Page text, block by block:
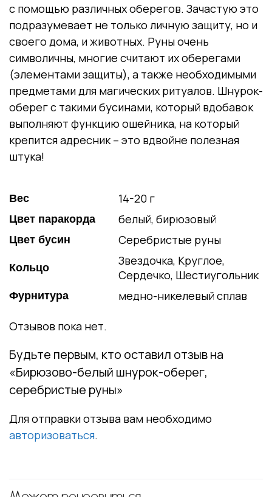
с помощью различных оберегов. Зачастую это
подразумевает не только личную защиту, но и
своего дома, и животных. Руны очень
символичны, многие считают их оберегами
(элементами защиты), а также необходимыми
предметами для магических ритуалов. Шнурок-
оберег с такими бусинами, который вдобавок
выполняют функцию ошейника, на который
крепится адресник – это вдвойне полезная
штука!
Вес 14-20 г
Цвет паракорда белый, бирюзовый
Цвет бусин Серебристые руны
Кольцо
Звездочка, Круглое,
Сердечко, Шестиугольник
Фурнитура медно-никелевый сплав
Отзывов пока нет.
Будьте первым, кто оставил отзыв на
«Бирюзово-белый шнурок-оберег,
серебристые руны»
Для отправки отзыва вам необходимо
авторизоваться.